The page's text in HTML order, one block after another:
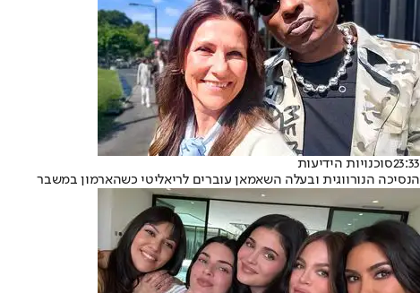
23:33סוכנויות הידיעות
הנסיכה הנורווגית ובעלה השאמאן עוברים לריאליטי כשהארמון במשבר